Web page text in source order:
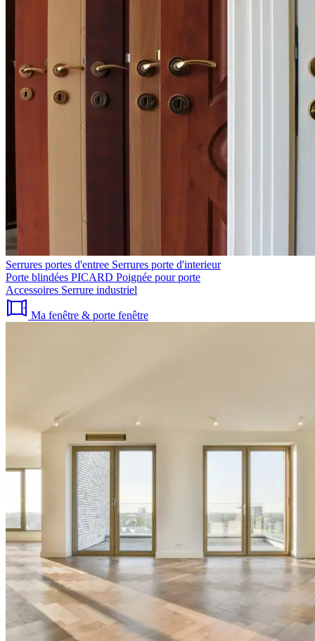
Serrures portes d'entree Serrures porte d'interieur
Porte blindées PICARD Poignée pour porte
Accessoires Serrure industriel
Ma fenêtre & porte fenêtre